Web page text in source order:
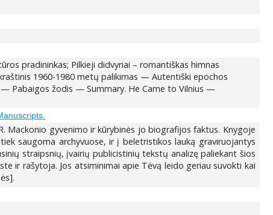
pradininkas; Pilkieji didvyriai – romantiškas himnas
1960-1980 metų palikimas — Autentiški epochos
Pabaigos žodis — Summary. He Came to Vilnius —
Mackonio gyvenimo ir kūrybinės jo biografijos faktus. Knygoje
saugoma archyvuose, ir į beletristikos lauką graviruojantys
straipsnių, įvairių publicistinių tekstų analizę paliekant šios
ir rašytoja. Jos atsiminimai apie Tėvą leido geriau suvokti kai